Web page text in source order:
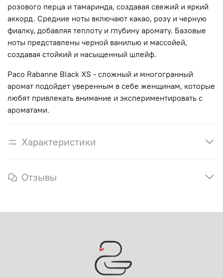
розового перца и тамаринда, создавая свежий и яркий
аккорд. Средние ноты включают какао, розу и черную
фиалку, добавляя теплоту и глубину аромату. Базовые
ноты представлены черной ванилью и массойей,
создавая стойкий и насыщенный шлейф.
Paco Rabanne Black XS - сложный и многогранный
аромат подойдет уверенным в себе женщинам, которые
любят привлекать внимание и экспериментировать с
ароматами.
Характеристики
Отзывы